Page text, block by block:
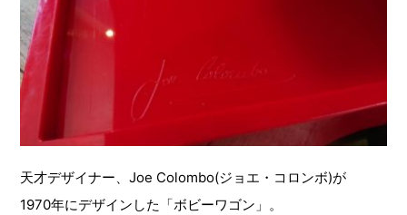
天才デザイナー、Joe Colombo(ジョエ・コロンボ)が
1970年にデザインした「ボビーワゴン」。